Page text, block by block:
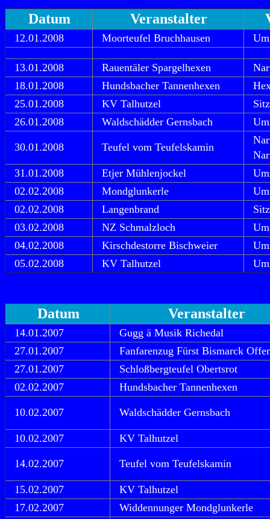
Datum Veranstalter
12.01.2008 Moorteufel Bruchhausen
13.01.2008 Rauentäler Spargelhexen
18.01.2008
Hundsbacher Tannenhexen
25.01.2008
KV Talhutzel
26.01.2008
Waldschädder Gernsbach
30.01.2008 Teufel vom Teufelskamin
31.01.2008
Etjer Mühlenjockel
02.02.2008
Mondglunkerle
02.02.2008
Langenbrand
03.02.2008
NZ Schmalzloch
04.02.2008
Kirschdestorre Bischweier
05.02.2008
KV Talhutzel
Datum Veranstalter
14.01.2007
Gugg ä Musik Richedal
27.01.2007
Fanfarenzug Fürst Bismarck
27.01.2007
Schloßbergteufel Obertsrot
02.02.2007
Hundsbacher Tannenhexen
10.02.2007 Waldschädder Gernsbach
10.02.2007 KV Talhutzel
14.02.2007 Teufel vom Teufelskamin
15.02.2007
KV Talhutzel
17.02.2007
Widdennunger Mondglunkerle